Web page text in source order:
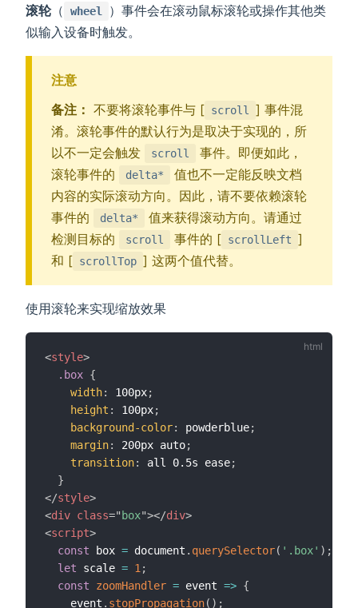
滚轮（ wheel
）事件会在滚动鼠标滚轮或操作其他类
似输入设备时触发。
注意
备注： 不要将滚轮事件与 [ scroll
] 事件混
淆。滚轮事件的默认行为是取决于实现的，所
以不一定会触发
scroll
事件。即便如此，
滚轮事件的
delta*
值也不一定能反映文档
内容的实际滚动方向。因此，请不要依赖滚轮
事件的
delta*
值来获得滚动方向。请通过
检测目标的
scroll 事件的 [ scrollLeft ]
和 [ scrollTop ] 这两个值代替。
使用滚轮来实现缩放效果
<style>
.box {
width: 100px;
height : 100px;
background-color: powderblue;
margin: 200px auto;
transition: all 0.5s ease;
}
</style>
<div class=" box"></div>
<script>
const box = document . querySelector( '.box' ) ;
let scale = 1;
const
zoomHandler = event => {
    event
. stopPropagation( ) ;